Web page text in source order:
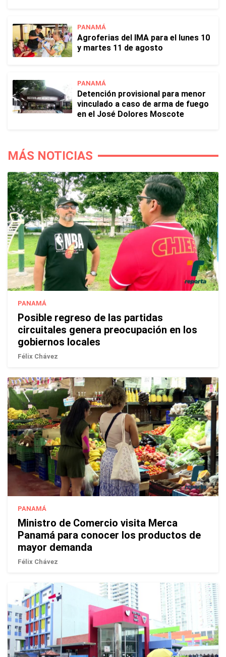
PANAMÁ
Agroferias del IMA para el lunes 10
y martes 11 de agosto
PANAMÁ
Detención provisional para menor
vinculado a caso de arma de fuego
en el José Dolores Moscote
MÁS NOTICIAS
PANAMÁ
Posible regreso de las partidas
circuitales genera preocupación en los
gobiernos locales
Félix Chávez
PANAMÁ
Ministro de Comercio visita Merca
Panamá para conocer los productos de
mayor demanda
Félix Chávez